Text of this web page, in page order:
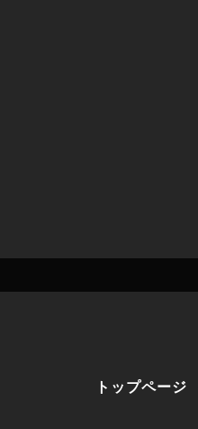
トップページ